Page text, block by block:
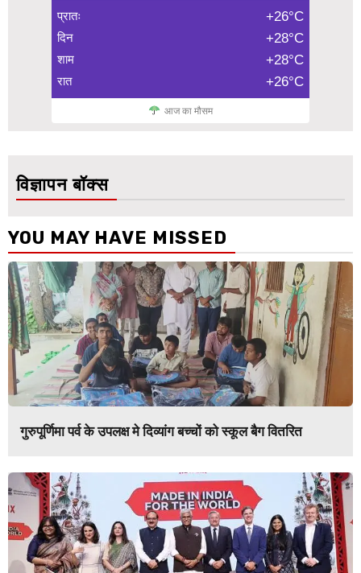
प्रातः +26°C
दिन +28°C
शाम +28°C
रात +26°C
आज का मौसम
विज्ञापन बॉक्स
YOU MAY HAVE MISSED
गुरुपूर्णिमा पर्व के उपलक्ष मे दिव्यांग बच्चों को स्कूल बैग वितरित